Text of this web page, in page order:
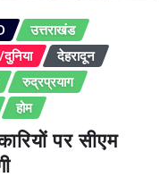
उत्तराखंड
देहरादून
रुद्रप्रयाग
होम
पर सीएम